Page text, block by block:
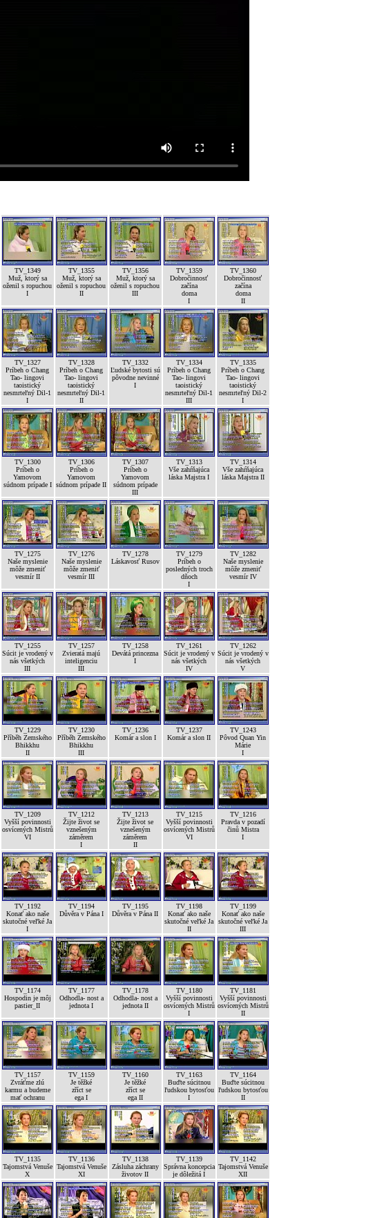
TV_1349
Muž, ktorý sa
oženil s ropuchou
I
TV_1355
Muž, ktorý sa
oženil s ropuchou
II
TV_1356
Muž, ktorý sa
oženil s ropuchou
III
TV_1359
Dobročinnosť
začína
doma
I
TV_1360
Dobročinnosť
začína
doma
II
TV_1327
Príbeh o Chang
Tao- lingovi
taoistický
nesmrteľný Dil-1
I
TV_1328
Príbeh o Chang
Tao- lingovi
taoistický
nesmrteľný Dil-1
II
TV_1332
Ľudské bytosti sú
pôvodne nevinné
I
TV_1334
Príbeh o Chang
Tao- lingovi
taoistický
nesmrteľný Dil-1
III
TV_1335
Príbeh o Chang
Tao- lingovi
taoistický
nesmrteľný Dil-2
I
TV_1300
Príbeh o
Yamovom
súdnom prípade I
TV_1306
Príbeh o
Yamovom
súdnom prípade II
TV_1307
Príbeh o
Yamovom
súdnom prípade
III
TV_1313
Vše zahŕňajúca
láska Majstra I
TV_1314
Vše zahŕňajúca
láska Majstra II
TV_1275
Naše myslenie
môže zmeniť
vesmír II
TV_1276
Naše myslenie
môže zmeniť
vesmír III
TV_1278
Láskavosť Rusov
TV_1279
Príbeh o
posledných troch
dňoch
I
TV_1282
Naše myslenie
môže zmeniť
vesmír IV
TV_1255
Súcit je vrodený v
nás všetkých
III
TV_1257
Zvieratá majú
inteligenciu
III
TV_1258
Devátá princezna
I
TV_1261
Súcit je vrodený v
nás všetkých
IV
TV_1262
Súcit je vrodený v
nás všetkých
V
TV_1229
Příběh Zemského
Bhikkhu
II
TV_1230
Příběh Zemského
Bhikkhu
III
TV_1236
Komár a slon I
TV_1237
Komár a slon II
TV_1243
Pôvod Quan Yin
Márie
I
TV_1209
Vyšší povinnosti
osvícených Mistrů
VI
TV_1212
Žijte život se
vznešeným
záměrem
I
TV_1213
Žijte život se
vznešeným
záměrem
II
TV_1215
Vyšší povinnosti
osvícených Mistrů
VI
TV_1216
Pravda v pozadí
činů Mistra
I
TV_1192
Konať ako naše
skutočné veľké Ja
I
TV_1194
Důvěra v Pána I
TV_1195
Důvěra v Pána II
TV_1198
Konať ako naše
skutočné veľké Ja
II
TV_1199
Konať ako naše
skutočné veľké Ja
III
TV_1174
Hospodin je môj
pastier_II
TV_1177
Odhodla- nost a
jednota I
TV_1178
Odhodla- nost a
jednota II
TV_1180
Vyšší povinnosti
osvícených Mistrů
I
TV_1181
Vyšší povinnosti
osvícených Mistrů
II
TV_1157
Zvráťme zlú
karmu a budeme
mať ochranu
TV_1159
Je těžké
zříct se
ega I
TV_1160
Je těžké
zříct se
ega II
TV_1163
Buďte súcitnou
ľudskou bytosťou
I
TV_1164
Buďte súcitnou
ľudskou bytosťou
II
TV_1135
Tajomstvá Venuše
X
TV_1136
Tajomstvá Venuše
XI
TV_1138
Zásluha záchrany
životov II
TV_1139
Správna koncepcia
je dôležitá I
TV_1142
Tajomstvá Venuše
XII